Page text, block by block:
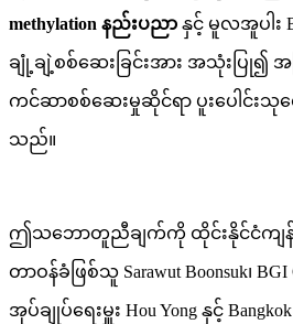
methylation နည်းပညာ နှင့် မူလအူပါး
ချုံ့ချဲ့စစ်ဆေးခြင်းအား အသုံးပြု
ကင်ဆာစစ်ဆေးမှုဆိုင်ရာ ပူးပေါင်း
သည်။
ဤသဘောတူညီချက်ကို ထိုင်းနိုင်ငံကျန်းမ
တာဝန်ခံဖြစ်သူ Sarawut Boonsuk၊
အုပ်ချုပ်ရေးမှူး Hou Yong နှင့် Bangkok